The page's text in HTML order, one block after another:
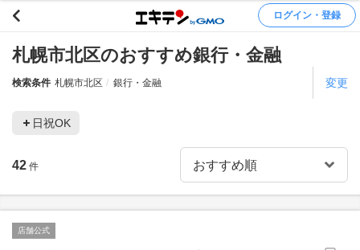
ログイン・登録
札幌市北区のおすすめ銀行・金融
検索条件 札幌市北区 銀行・金融 変更
日祝OK
42 件
店舗公式